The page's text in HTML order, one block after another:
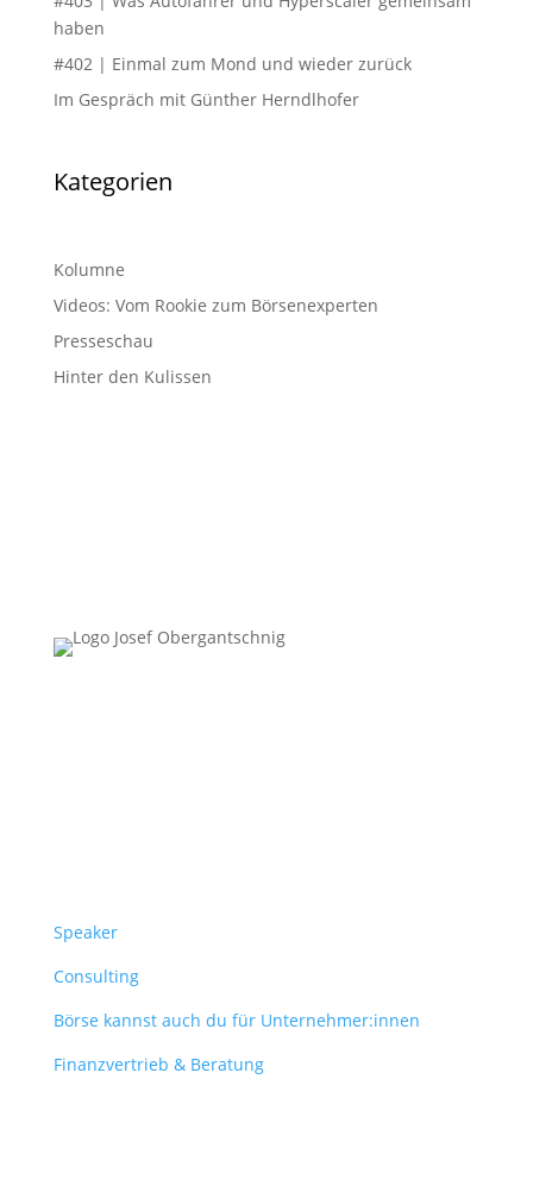
haben
#402 | Einmal zum Mond und wieder zurück
Im Gespräch mit Günther Herndlhofer
Kategorien
Kolumne
Videos: Vom Rookie zum Börsenexperten
Presseschau
Hinter den Kulissen
Speaker
Consulting
Börse kannst auch du für Unternehmer:innen
Finanzvertrieb & Beratung